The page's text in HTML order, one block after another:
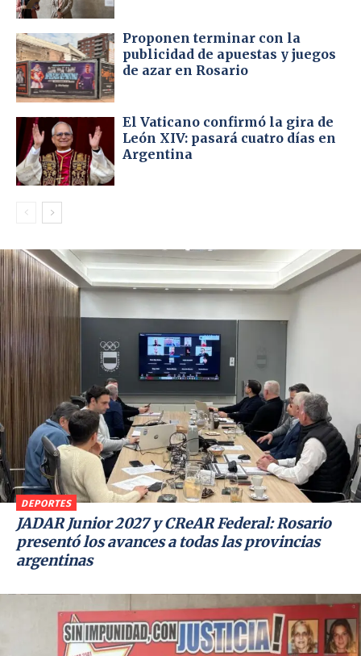
Proponen terminar con la
publicidad de apuestas y juegos
de azar en Rosario
El Vaticano confirmó la gira de
León XIV: pasará cuatro días en
Argentina
DEPORTES
JADAR Junior 2027 y CReAR Federal: Rosario
presentó los avances a todas las provincias
argentinas